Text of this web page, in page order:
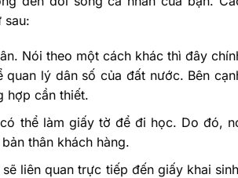
sau:
Nói theo một cách khác thì đây
lý dân số của đất nước. Bên
hợp cần thiết.
thể làm giấy tờ để đi học. Do đó,
thân khách hàng.
liên quan trực tiếp đến giấy khai